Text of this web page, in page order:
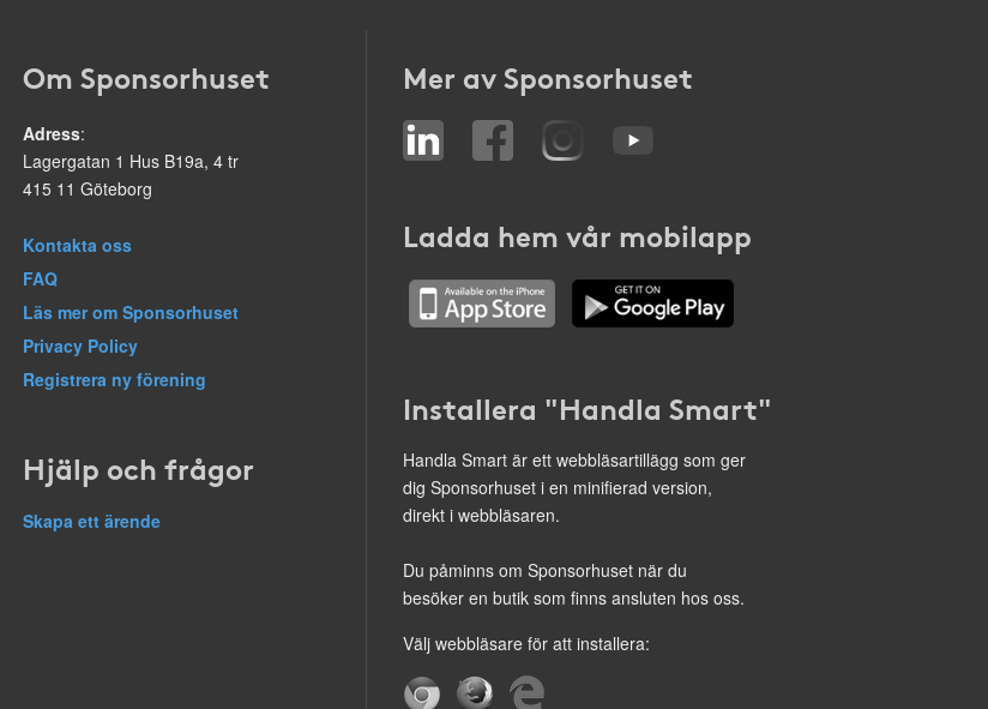
Om Sponsorhuset
Adress:
Lagergatan 1 Hus B19a, 4 tr
415 11 Göteborg
Kontakta oss
FAQ
Läs mer om Sponsorhuset
Privacy Policy
Registrera ny förening
Hjälp och frågor
Skapa ett ärende
Mer av Sponsorhuset
Ladda hem vår mobilapp
Installera "Handla Smart"
Handla Smart är ett webbläsartillägg som ger
dig Sponsorhuset i en minifierad version,
direkt i webbläsaren.
Du påminns om Sponsorhuset när du
besöker en butik som finns ansluten hos oss.
Välj webbläsare för att installera: